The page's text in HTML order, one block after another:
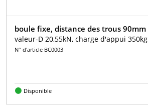
boule fixe, distance des trous 90mm
valeur-D 20,55kN, charge d'appui 350kg
N° d'article BC0003
Disponible